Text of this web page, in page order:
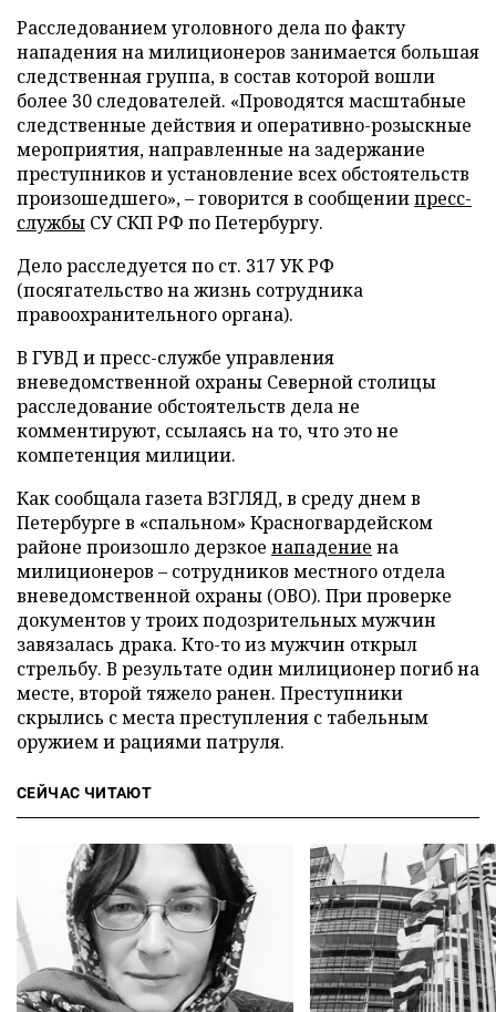
Расследованием уголовного дела по факту
нападения на милиционеров занимается большая
следственная группа, в состав которой вошли
более 30 следователей. «Проводятся масштабные
следственные действия и оперативно-розыскные
мероприятия, направленные на задержание
преступников и установление всех обстоятельств
произошедшего»,–говорится в сообщениипресс-
службы СУ СКП РФ по Петербургу.
Дело расследуется по ст. 317 УК РФ
(посягательство на жизнь сотрудника
правоохранительного органа).
В ГУВД и пресс-службе управления
вневедомственной охраны Северной столицы
расследование обстоятельств дела не
комментируют, ссылаясь на то, что это не
компетенция милиции.
Как сообщала газета ВЗГЛЯД, в среду днем в
Петербурге в «спальном» Красногвардейском
районе произошло дерзкое нападение на
милиционеров – сотрудников местного отдела
вневедомственной охраны (ОВО). При проверке
документов у троих подозрительных мужчин
завязалась драка. Кто-то из мужчин открыл
стрельбу. В результате один милиционер погиб на
месте, второй тяжело ранен. Преступники
скрылись с места преступления с табельным
оружием и рациями патруля.
СЕЙЧАС ЧИТАЮТ